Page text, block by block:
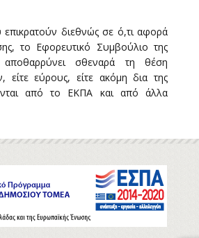
επικρατούν διεθνώς σε ό,τι αφορά
το Εφορευτικό Συμβούλιο της
σθεναρά τη θέση
είτε εύρους, είτε ακόμη δια της
από το ΕΚΠΑ και από άλλα